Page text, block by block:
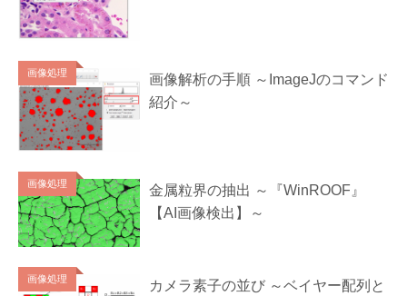
画像処理
画像解析の手順 ～ImageJのコマンド
紹介～
画像処理
金属粒界の抽出 ～『WinROOF』
【AI画像検出】～
画像処理
カメラ素子の並び ～ベイヤー配列と